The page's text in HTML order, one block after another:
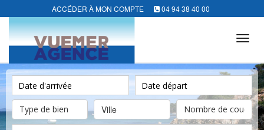
ACCÉDER À MON COMPTE 04 94 38 40 00
Ville